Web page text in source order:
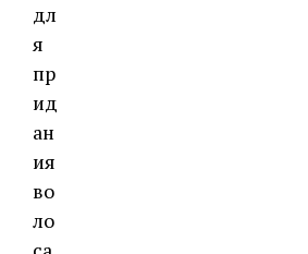
дл
я
пр
ид
ан
ия
во
ло